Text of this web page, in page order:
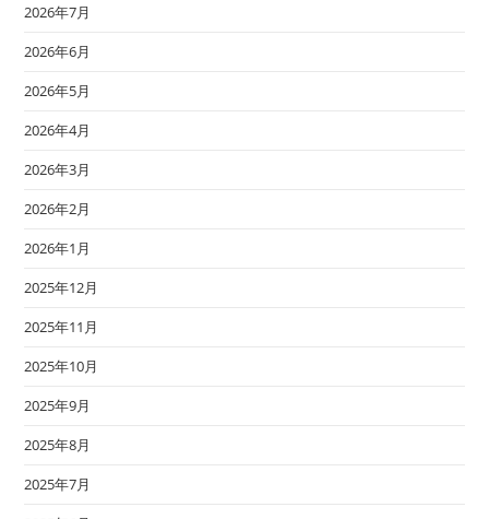
2026年7月
2026年6月
2026年5月
2026年4月
2026年3月
2026年2月
2026年1月
2025年12月
2025年11月
2025年10月
2025年9月
2025年8月
2025年7月